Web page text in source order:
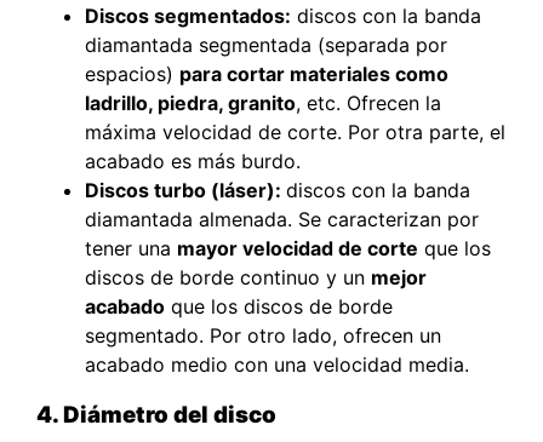
Discos segmentados: discos con la banda
diamantada segmentada (separada por
espacios) para cortar materiales como
ladrillo, piedra, granito, etc. Ofrecen la
máxima velocidad de corte. Por otra parte, el
acabado es más burdo.
Discos turbo (láser): discos con la banda
diamantada almenada. Se caracterizan por
tener una mayor velocidad de corte que los
discos de borde continuo y un mejor
acabado que los discos de borde
segmentado. Por otro lado, ofrecen un
acabado medio con una velocidad media.
4. Diámetro del disco